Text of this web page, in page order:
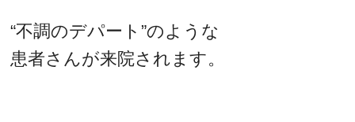
“不調のデパート”のような
患者さんが来院されます。